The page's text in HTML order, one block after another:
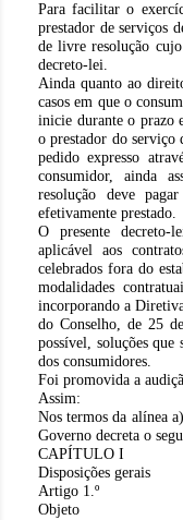
Para facilitar o
prestador de serviços
de livre resolução
decreto-lei.
Ainda quanto ao
casos em que o
inicie durante o prazo
o prestador do serviço
pedido expresso
consumidor, ainda
resolução deve
efetivamente prestado.
O presente decreto-
aplicável aos
celebrados fora do
modalidades
incorporando a
do Conselho, de 25
possível, soluções
dos consumidores.
Foi promovida a
Assim:
Nos termos da alínea
Governo decreta o
CAPÍTULO I
Disposições gerais
Artigo 1.º
Objeto